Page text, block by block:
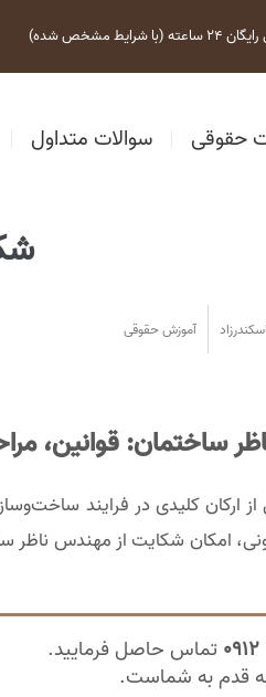
مشخص شده)
حقوقی سوالات متداول
آموزش حقوقی
ساختمان: قوانین،
ارکان کلیدی در فرایند
امکان شکایت از مهندس
تماس حاصل فرمایید.
قدم به شماست.